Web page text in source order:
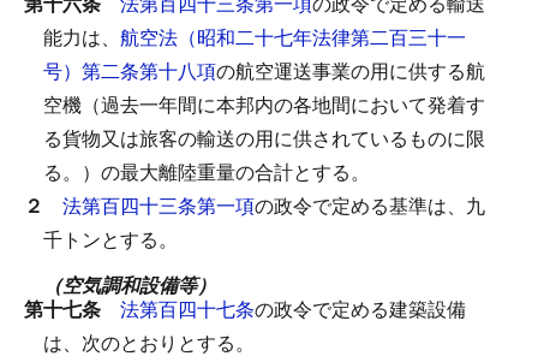
能力は、 航空法（昭和二十七年法律第二百三十一
号）第二条第十八項の航空運送事業の用に供する航
空機（過去一年間に本邦内の各地間において発着す
る貨物又は旅客の輸送の用に供されているものに限
る。）の最大離陸重量の合計とする。
２ 法第百四十三条第一項の政令で定める基準は、九
千トンとする。
（空気調和設備等）
第十七条 法第百四十七条の政令で定める建築設備
は、次のとおりとする。